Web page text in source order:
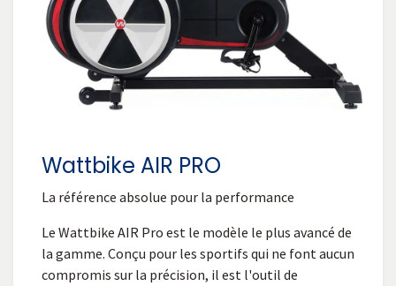
Wattbike AIR PRO
La référence absolue pour la performance
Le Wattbike AIR Pro est le modèle le plus avancé de
la gamme. Conçu pour les sportifs qui ne font aucun
compromis sur la précision, il est l'outil de